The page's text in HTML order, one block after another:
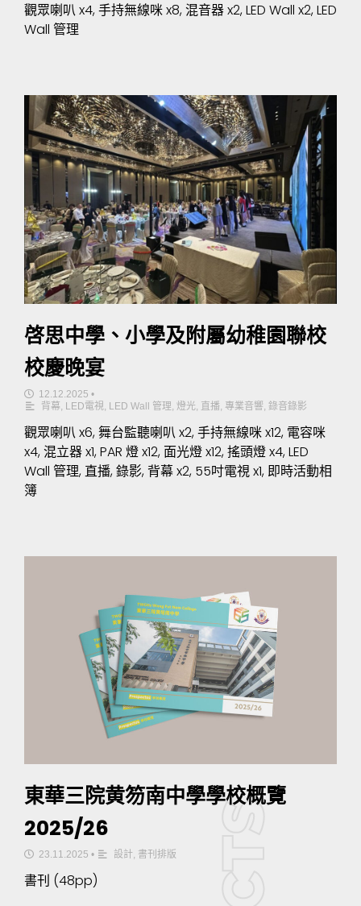
觀眾喇叭 x4, 手持無線咪 x8, 混音器 x2, LED Wall x2, LED
Wall 管理
啓思中學、小學及附屬幼稚園聯校
校慶晚宴
12.12.2025 •
背幕 LED電視 LED Wall 管理 燈光 直播 專業音響 錄音錄影
觀眾喇叭 x6, 舞台監聽喇叭 x2, 手持無線咪 x12, 電容咪
x4, 混立器 x1, PAR 燈 x12, 面光燈 x12, 搖頭燈 x4, LED
Wall 管理, 直播, 錄影, 背幕 x2, 55吋電視 x1, 即時活動相
簿
東華三院黄笏南中學學校概覽
2025/26
23.11.2025 • 設計, 書刊排版
書刊 (48pp)